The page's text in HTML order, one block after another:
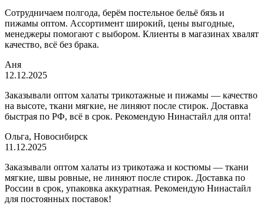
Сотрудничаем полгода, берём постельное бельё бязь и
пижамы оптом. Ассортимент широкий, цены выгодные,
менеджеры помогают с выбором. Клиенты в магазинах хвалят
качество, всё без брака.
Аня
12.12.2025
Заказывали оптом халаты трикотажные и пижамы — качество
на высоте, ткани мягкие, не линяют после стирок. Доставка
быстрая по РФ, всё в срок. Рекомендую Нинастайл для опта!
Ольга, Новосибирск
11.12.2025
Заказывали оптом халаты из трикотажа и костюмы — ткани
мягкие, швы ровные, не линяют после стирок. Доставка по
России в срок, упаковка аккуратная. Рекомендую Нинастайл
для постоянных поставок!